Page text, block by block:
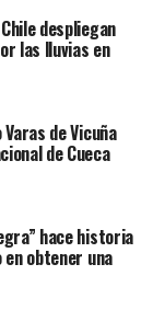
despliegan
las lluvias en
de Vicuña
de Cueca
hace historia
obtener una